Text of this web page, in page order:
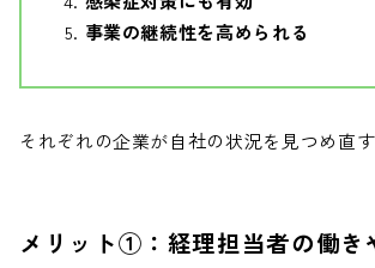
事業の継続性を高められる
それぞれの企業が自社の状況を見つめ直
メリット①：経理担当者の働き